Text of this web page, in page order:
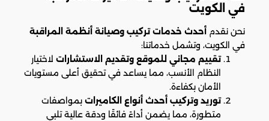
في الكويت
نحن نقدم أحدث خدمات تركيب وصيانة أنظمة المراقبة
في الكويت، وتشمل خدماتنا:
تقييم مجاني للموقع وتقديم الاستشارات لاختيار
النظام الأنسب، مما يساعد في تحقيق أعلى مستويات
الأمان بكفاءة.
توريد وتركيب أحدث أنواع الكاميرات بمواصفات
متطورة، مما يضمن أداءً فائقًا ودقة عالية تلبي